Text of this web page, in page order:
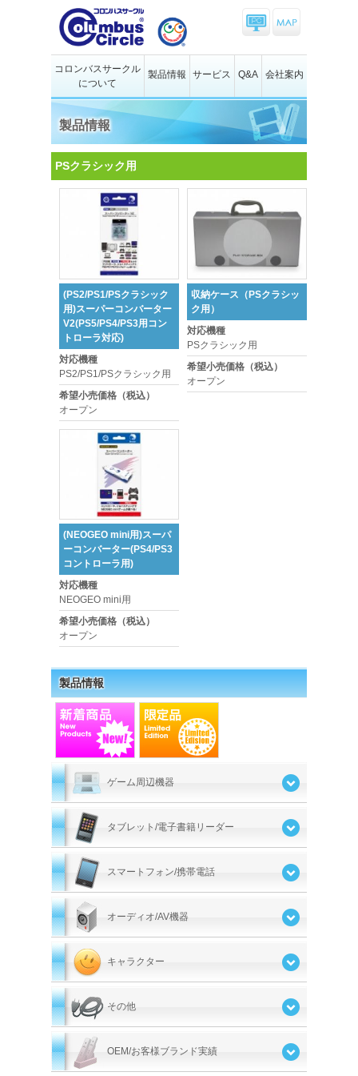
コロンバスサークル
について
製品情報 サービス Q&A 会社案内
製品情報
PSクラシック用
(PS2/PS1/PSクラシック
用)スーパーコンバーター
V2(PS5/PS4/PS3用コン
トローラ対応)
対応機種
PS2/PS1/PSクラシック用
希望小売価格（税込）
オープン
収納ケース（PSクラシッ
ク用）
対応機種
PSクラシック用
希望小売価格（税込）
オープン
(NEOGEO mini用)スーパ
ーコンバーター(PS4/PS3
コントローラ用)
対応機種
NEOGEO mini用
希望小売価格（税込）
オープン
製品情報
ゲーム周辺機器
タブレット/電子書籍リーダー
スマートフォン/携帯電話
オーディオ/AV機器
キャラクター
その他
OEM/お客様ブランド実績